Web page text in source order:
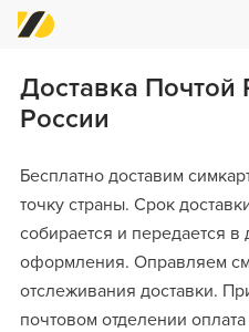
Доставка
России
Бесплатно доставим
точку страны. Срок
собирается и передается в
оформления. Оправляем
отслеживания доставки.
почтовом отделении